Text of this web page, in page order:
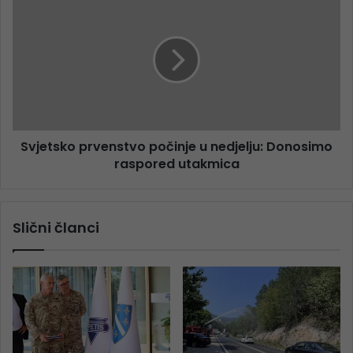
Svjetsko prvenstvo počinje u nedjelju: Donosimo
raspored utakmica
Slični članci